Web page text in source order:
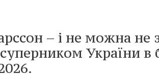
– і не можна не
України в